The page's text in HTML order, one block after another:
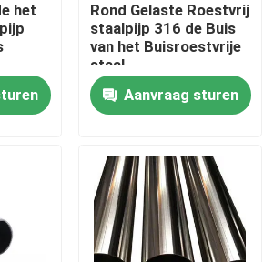
het
Rond Gelaste Roestvrij
staalpijp 316 de Buis
van het Buisroestvrije
staal
Aanvraag sturen